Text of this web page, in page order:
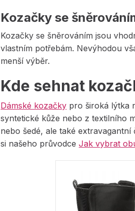
Kozačky se
Kozačky se šněrováním jsou
vlastním potřebám. Nevýhodou
menší výběr.
Kde sehnat
Dámské kozačky pro široká lýtka
syntetické kůže nebo z textilního
nebo šedé, ale také
si našeho průvodceJak vybrat